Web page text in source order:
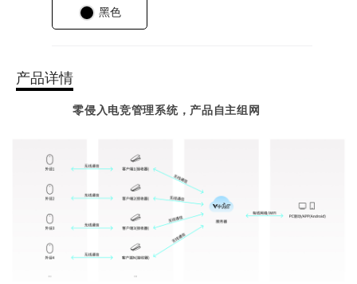
黑色
产品详情
零侵入电竞管理系统，产品自主组网